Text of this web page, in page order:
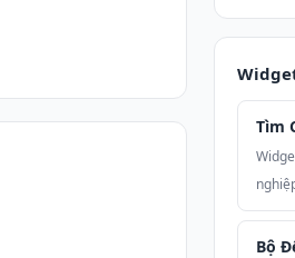
Tìm
Bộ